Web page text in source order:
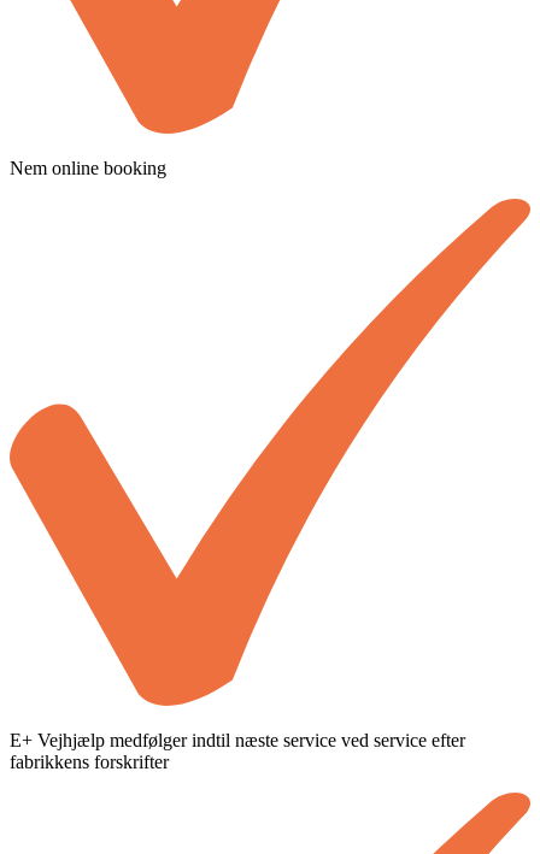
Nem online booking
E+ Vejhjælp medfølger indtil næste service ved service efter
fabrikkens forskrifter